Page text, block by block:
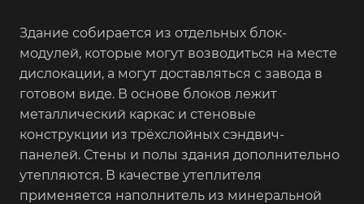
Здание собирается из отдельных блок-
модулей, которые могут возводиться на месте
дислокации, а могут доставляться с завода в
готовом виде. В основе блоков лежит
металлический каркас и стеновые
конструкции из трёхслойных сэндвич-
панелей. Стены и полы здания дополнительно
утепляются. В качестве утеплителя
применяется наполнитель из минеральной